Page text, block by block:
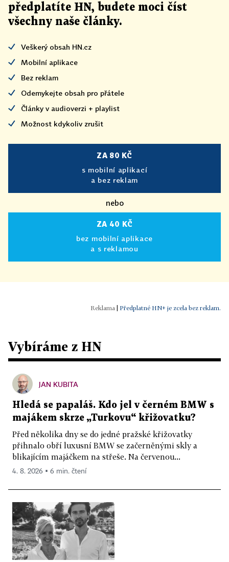
předplatíte HN, budete moci číst
všechny naše články.
Veškerý obsah HN.cz
Mobilní aplikace
Bez reklam
Odemykejte obsah pro přátele
Články v audioverzi + playlist
Možnost kdykoliv zrušit
ZA 80 KČ
s mobilní aplikací
a bez reklam
nebo
ZA 40 KČ
bez mobilní aplikace
a s reklamou
Předplatné HN+ je zcela bez reklam.
Vybíráme z HN
JAN KUBITA
Hledá se papaláš. Kdo jel v černém BMW s
majákem skrze „Turkovu“ křižovatku?
Před několika dny se do jedné pražské křižovatky
přihnalo obří luxusní BMW se začerněnými skly a
blikajícím majáčkem na střeše. Na červenou...
4. 8. 2026 ▪ 6 min. čtení